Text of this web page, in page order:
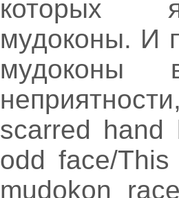
которых
мудоконы. И
scarred hand
odd face/
mudokon